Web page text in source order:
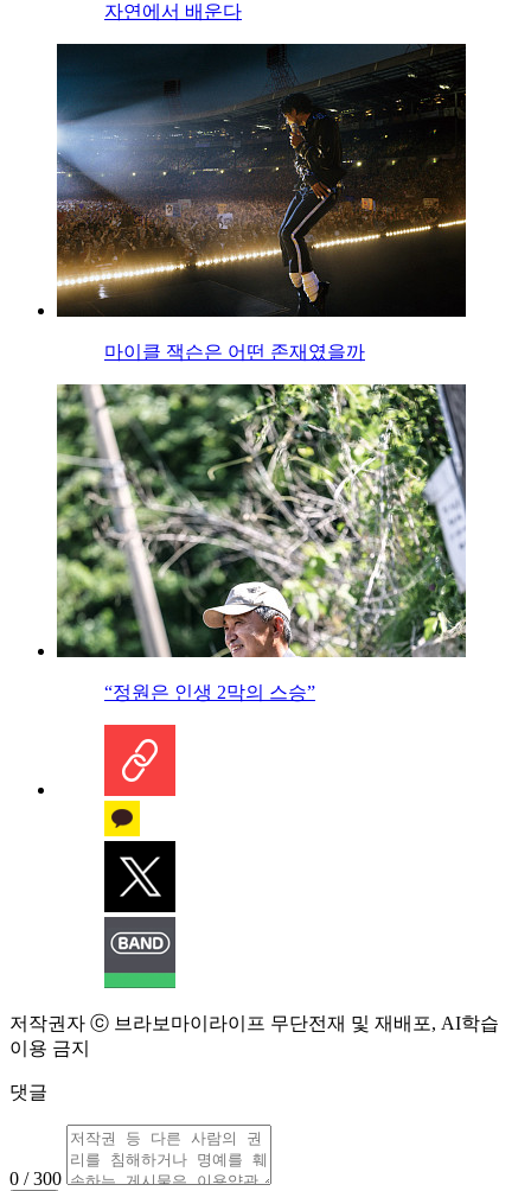
자연에서 배운다
마이클 잭슨은 어떤 존재였을까
“정원은 인생 2막의 스승”
저작권자 ⓒ 브라보마이라이프 무단전재 및 재배포, AI학습
이용 금지
댓글
0 / 300